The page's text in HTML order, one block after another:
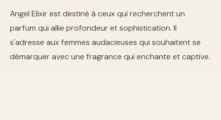
Angel Elixir est destiné à ceux qui recherchent un
parfum qui allie profondeur et sophistication. Il
s'adresse aux femmes audacieuses qui souhaitent se
démarquer avec une fragrance qui enchante et captive.